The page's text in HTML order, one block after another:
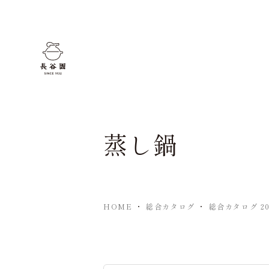
蒸し鍋
HOME ・総合カタログ ・ 総合カタログ